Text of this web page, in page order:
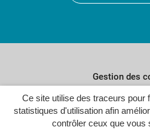
Ce site utilise des traceurs pour
statistiques d'utilisation afin
contrôler ceux que vous
Gestion des
Plan du
Politique de